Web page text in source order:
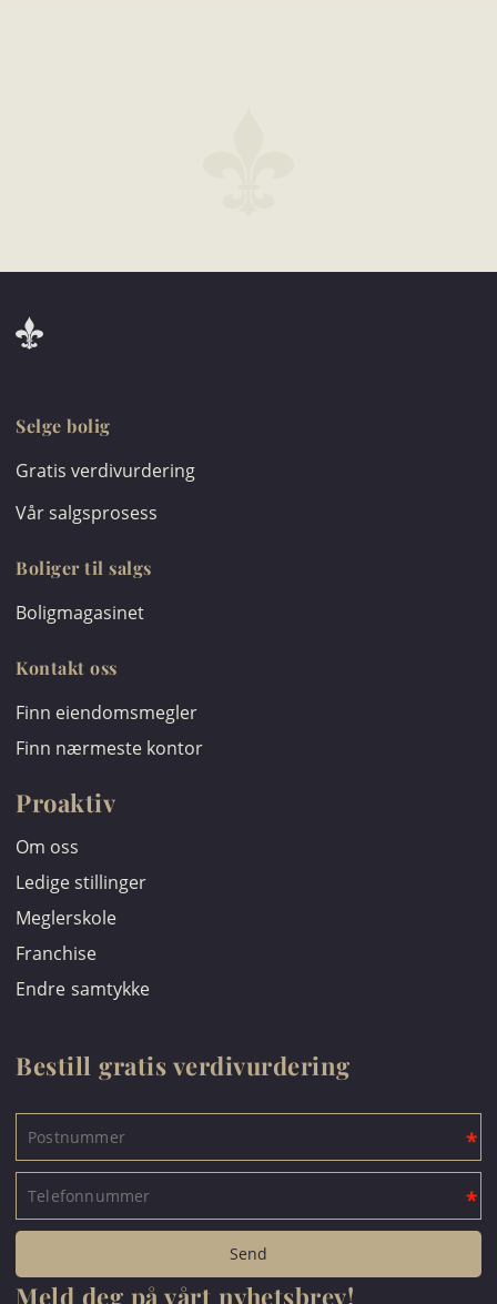
Selge bolig
Gratis verdivurdering
Vår salgsprosess
Boliger til salgs
Boligmagasinet
Kontakt oss
Finn eiendomsmegler
Finn nærmeste kontor
Proaktiv
Om oss
Ledige stillinger
Meglerskole
Franchise
Endre samtykke
Bestill gratis verdivurdering
Meld deg på vårt nyhetsbrev!